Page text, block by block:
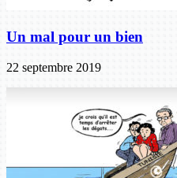
Un mal pour un bien
22 septembre 2019